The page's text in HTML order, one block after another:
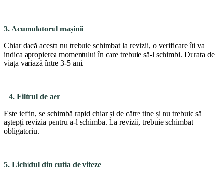
3. Acumulatorul mașinii
Chiar dacă acesta nu tre­buie schimbat la revizii, o verificare îți va
indica apropi­erea momentului în care tre­buie să-l schimbi. Durata de
viața variază între 3-5 ani.
4. Filtrul de aer
Este ieftin, se schimbă ra­pid chiar și de către tine și nu trebuie să
aștepți revizia pen­tru a-l schimba. La revizii, trebuie schimbat
obligatoriu.
5. Lichidul din cutia de viteze